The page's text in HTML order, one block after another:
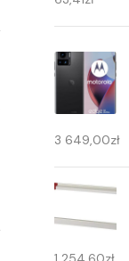
3 649,00zł